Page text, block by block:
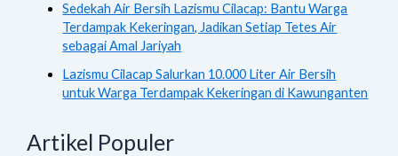
Sedekah Air Bersih Lazismu Cilacap: Bantu Warga
Terdampak Kekeringan, Jadikan Setiap Tetes Air
sebagai Amal Jariyah
Lazismu Cilacap Salurkan 10.000 Liter Air Bersih
untuk Warga Terdampak Kekeringan di Kawunganten
Artikel Populer